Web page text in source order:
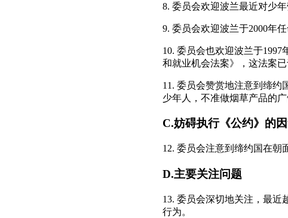
8. 委员会欢迎波兰最近对少
9. 委员会欢迎波兰于2000年
10. 委员会也欢迎波兰于
和就业机会法案》，这法案已
11. 委员会赞赏地注意到缔
少年人，不准做烟草产品的广
C.妨碍执行《公约》的
12. 委员会注意到缔约国在朝
D.主要关注问题
13. 委员会深切地关注，最近
行为。